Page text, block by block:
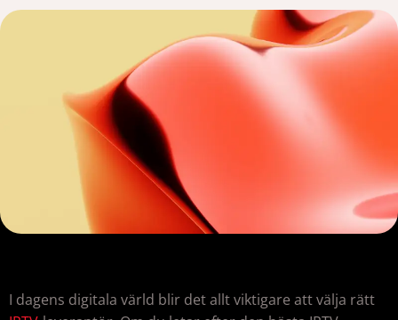
I dagens digitala värld blir det allt viktigare att välja rätt